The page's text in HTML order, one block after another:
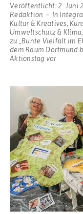
Veröffentlicht:2. Juni
Redaktion
In
Kultur & Kreatives,
Umweltschutz & Klima,
zu „Bunte Vielfalt im
dem Raum Dortmund
Aktionstag vor